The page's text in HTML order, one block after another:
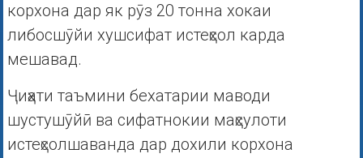
корхона дар як рӯз 20 тонна хокаи
либосшӯйи хушсифат истеҳсол карда
мешавад.
Ҷиҳати таъмини бехатарии маводи
шустушӯйӣ ва сифатнокии маҳсулоти
истеҳсолшаванда дар дохили корхона